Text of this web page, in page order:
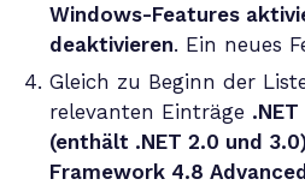
Windows-Features
deaktivieren. Ein neues
Gleich zu Beginn der
relevanten Einträge
(enthält .NET 2.0 und
Framework 4.8